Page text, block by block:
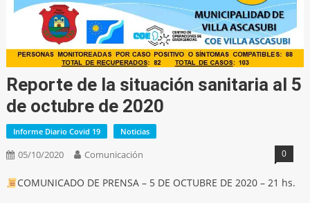
Reporte de la situación sanitaria al 5
de octubre de 2020
Informe Diario Covid 19 Noticias
05/10/2020 Comunicación 0
COMUNICADO DE PRENSA – 5 DE OCTUBRE DE 2020 – 21 hs.